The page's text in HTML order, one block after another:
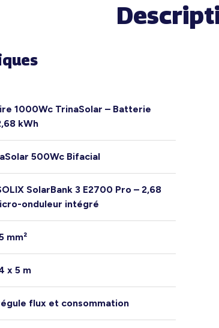
1000Wc TrinaSolar – Batterie
kWh
500Wc Bifacial
SolarBank 3 E2700 Pro – 2,68
onduleur intégré
mm²
x 5 m
flux et consommation